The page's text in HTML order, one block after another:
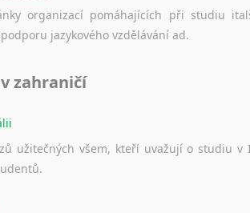
organizací pomáhajících při studiu
podporu jazykového vzdělávání ad.
zahraničí
užitečných všem, kteří uvažují o studiu v